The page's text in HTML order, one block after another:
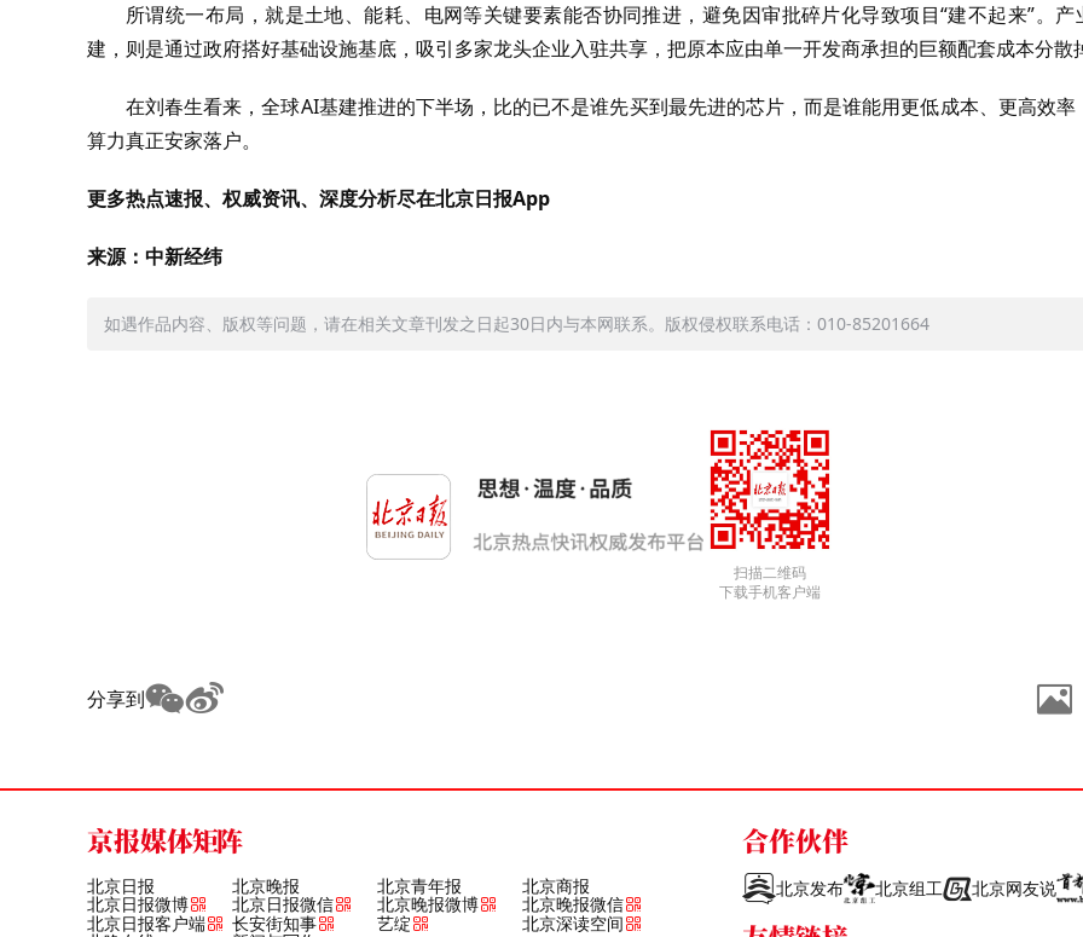
所谓统一布局，就是土地、能耗、电网等关键要素能否协同推进，避免因审批碎片化导致项目“建不起来”。产
建，则是通过政府搭好基础设施基底，吸引多家龙头企业入驻共享，把原本应由单一开发商承担的巨额配套成本分散
在刘春生看来，全球AI基建推进的下半场，比的已不是谁先买到最先进的芯片，而是谁能用更低成本、更高效率
算力真正安家落户。
更多热点速报、权威资讯、深度分析尽在北京日报App
来源：中新经纬
如遇作品内容、版权等问题，请在相关文章刊发之日起30日内与本网联系。版权侵权联系电话：010-85201664
扫描二维码
下载手机客户端
分享到
京报媒体矩阵
北京日报 北京晚报 北京青年报 北京商报
北京日报微博 北京日报微信 北京晚报微博
北京晚报微信
北京日报客户端
长安街知事 艺绽 北京深读空间
合作伙伴
北京发布 北京组工 北京网友说